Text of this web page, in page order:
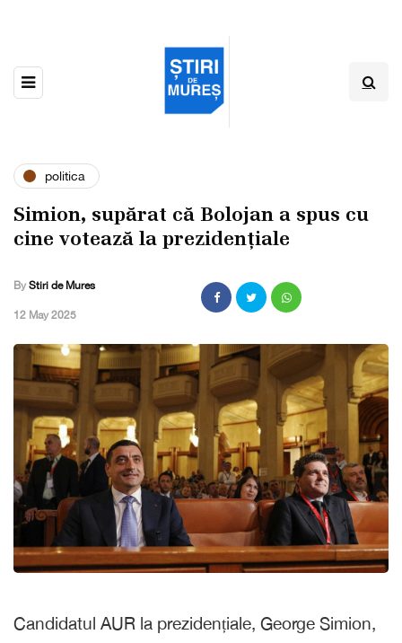
politica
Simion, supărat că Bolojan a spus cu
cine votează la prezidențiale
By Stiri de Mures
,12 May 2025
Candidatul AUR la prezidențiale, George Simion,